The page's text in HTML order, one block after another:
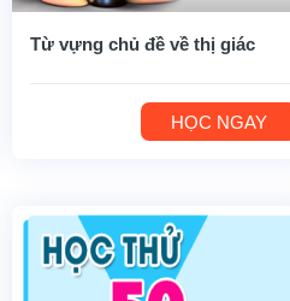
Từ vựng chủ đề về thị giác
HỌC NGAY